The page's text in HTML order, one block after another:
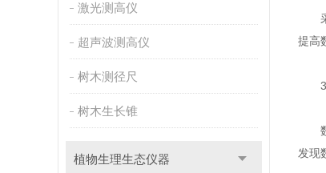
激光测高仪
超声波测高仪
树木测径尺
树木生长锥
植物生理生态仪器
采
提高
3.
数
发现